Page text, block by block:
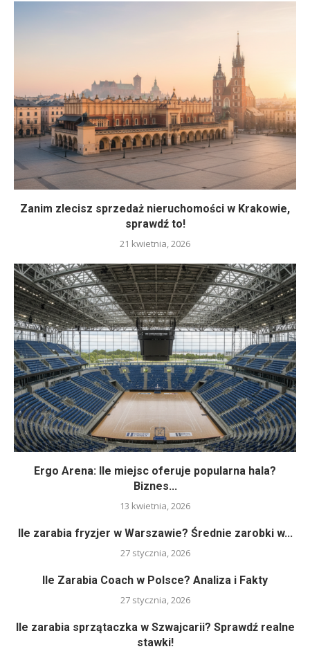
Zanim zlecisz sprzedaż nieruchomości w Krakowie,
sprawdź to!
21 kwietnia, 2026
Ergo Arena: Ile miejsc oferuje popularna hala?
Biznes...
13 kwietnia, 2026
Ile zarabia fryzjer w Warszawie? Średnie zarobki w...
27 stycznia, 2026
Ile Zarabia Coach w Polsce? Analiza i Fakty
27 stycznia, 2026
Ile zarabia sprzątaczka w Szwajcarii? Sprawdź realne
stawki!